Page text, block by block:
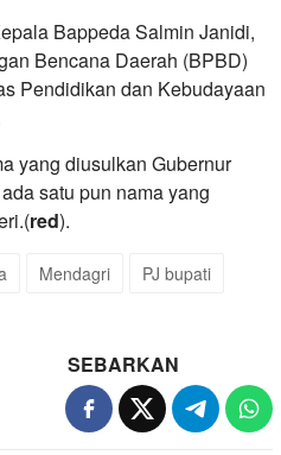
Bappeda Salmin Janidi,
Bencana Daerah (BPBD)
Pendidikan dan Kebudayaan
yang diusulkan Gubernur
satu pun nama yang
red).
Mendagri
PJ bupati
SEBARKAN